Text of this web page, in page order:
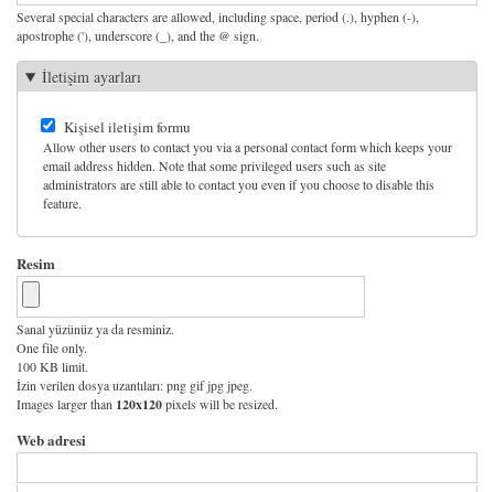
Several special characters are allowed, including space, period (.), hyphen (-),
apostrophe ('), underscore (_), and the @ sign.
İletişim ayarları
Kişisel iletişim formu
Allow other users to contact you via a personal contact form which keeps your
email address hidden. Note that some privileged users such as site
administrators are still able to contact you even if you choose to disable this
feature.
Resim
Sanal yüzünüz ya da resminiz.
One file only.
100 KB limit.
İzin verilen dosya uzantıları: png gif jpg jpeg.
Images larger than 120x120pixels will be resized.
Web adresi